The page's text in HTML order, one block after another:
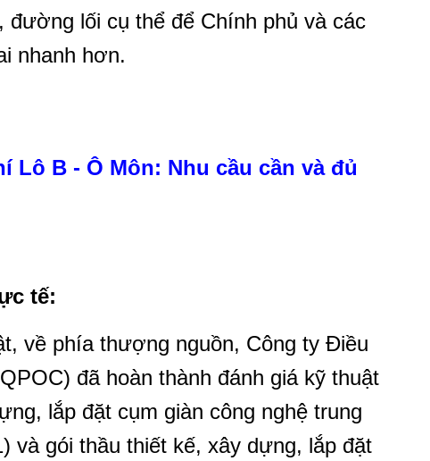
đường lối cụ thể để Chính phủ và các
nhanh hơn.
Lô B - Ô Môn: Nhu cầu cần và đủ
tế:
về phía thượng nguồn, Công ty Điều
đã hoàn thành đánh giá kỹ thuật
lắp đặt cụm giàn công nghệ trung
và gói thầu thiết kế, xây dựng, lắp đặt